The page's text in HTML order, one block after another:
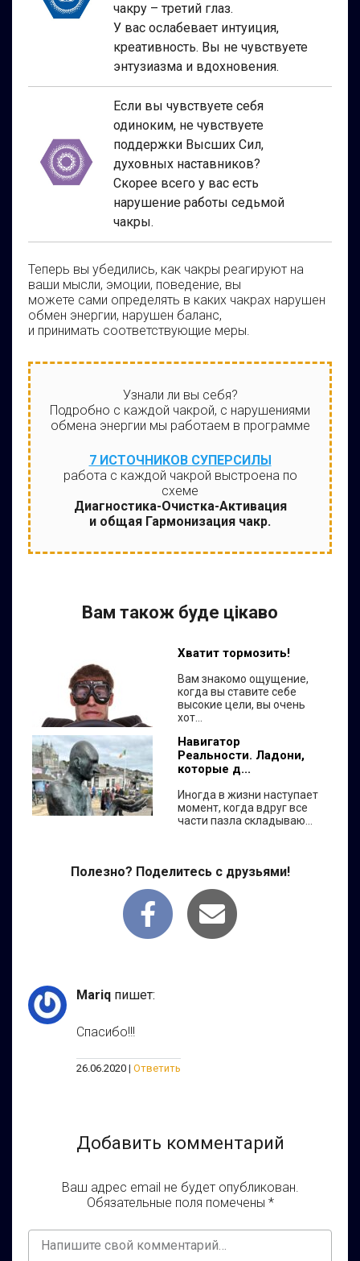
чакру – третий глаз.
У вас ослабевает интуиция,
креативность. Вы не чувствуете
энтузиазма и вдохновения.
Если вы чувствуете себя
одиноким, не чувствуете
поддержки Высших Сил,
духовных наставников?
Скорее всего у вас есть
нарушение работы седьмой
чакры.
Теперь вы убедились, как чакры реагируют на
ваши мысли, эмоции, поведение, вы
можете сами определять в каких чакрах нарушен
обмен энергии, нарушен баланс,
и принимать соответствующие меры.
Узнали ли вы себя?
Подробно с каждой чакрой, с нарушениями
обмена энергии мы работаем в программе
7 ИСТОЧНИКОВ СУПЕРСИЛЫ
работа с каждой чакрой выстроена по
схеме
Диагностика-Очистка-Активация
и общая Гармонизация чакр.
Вам також буде цікаво
Хватит тормозить!
Вам знакомо ощущение,
когда вы ставите себе
высокие цели, вы очень
хот...
Навигатор
Реальности. Ладони,
которые д...
Иногда в жизни наступает
момент, когда вдруг все
части пазла складываю...
Полезно? Поделитесь с друзьями!
Mariq пишет:
Спасибо!!!
26.06.2020 Ответить
Добавить комментарий
Ваш адрес email не будет опубликован.
Обязательные поля помечены *
Ваш
комментарий